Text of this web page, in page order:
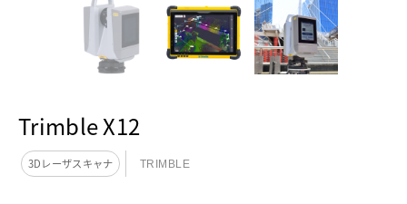
Trimble X12
3Dレーザスキャナ TRIMBLE